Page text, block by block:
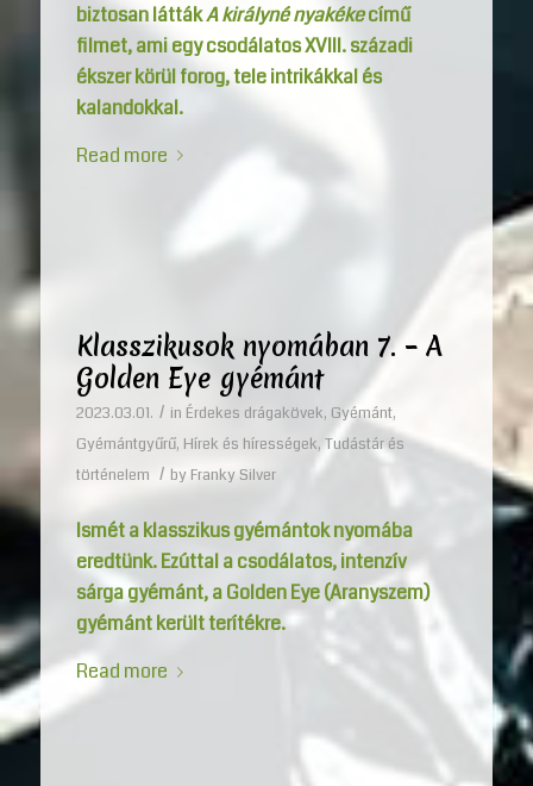
biztosan láttákA királyné nyakékecímű
filmet, ami egy csodálatos XVIII. századi
ékszer körül forog, tele intrikákkal és
kalandokkal.
Read more
Klasszikusok nyomában 7. – A
Golden Eye gyémánt
2023.03.01. / in Érdekes drágakövek, Gyémánt,
Gyémántgyűrű, Hírek és hírességek, Tudástár és
történelem / byFranky Silver
Ismét a klasszikus gyémántok nyomába
eredtünk. Ezúttal a csodálatos, intenzív
sárga gyémánt, a Golden Eye (Aranyszem)
gyémánt került terítékre.
Read more